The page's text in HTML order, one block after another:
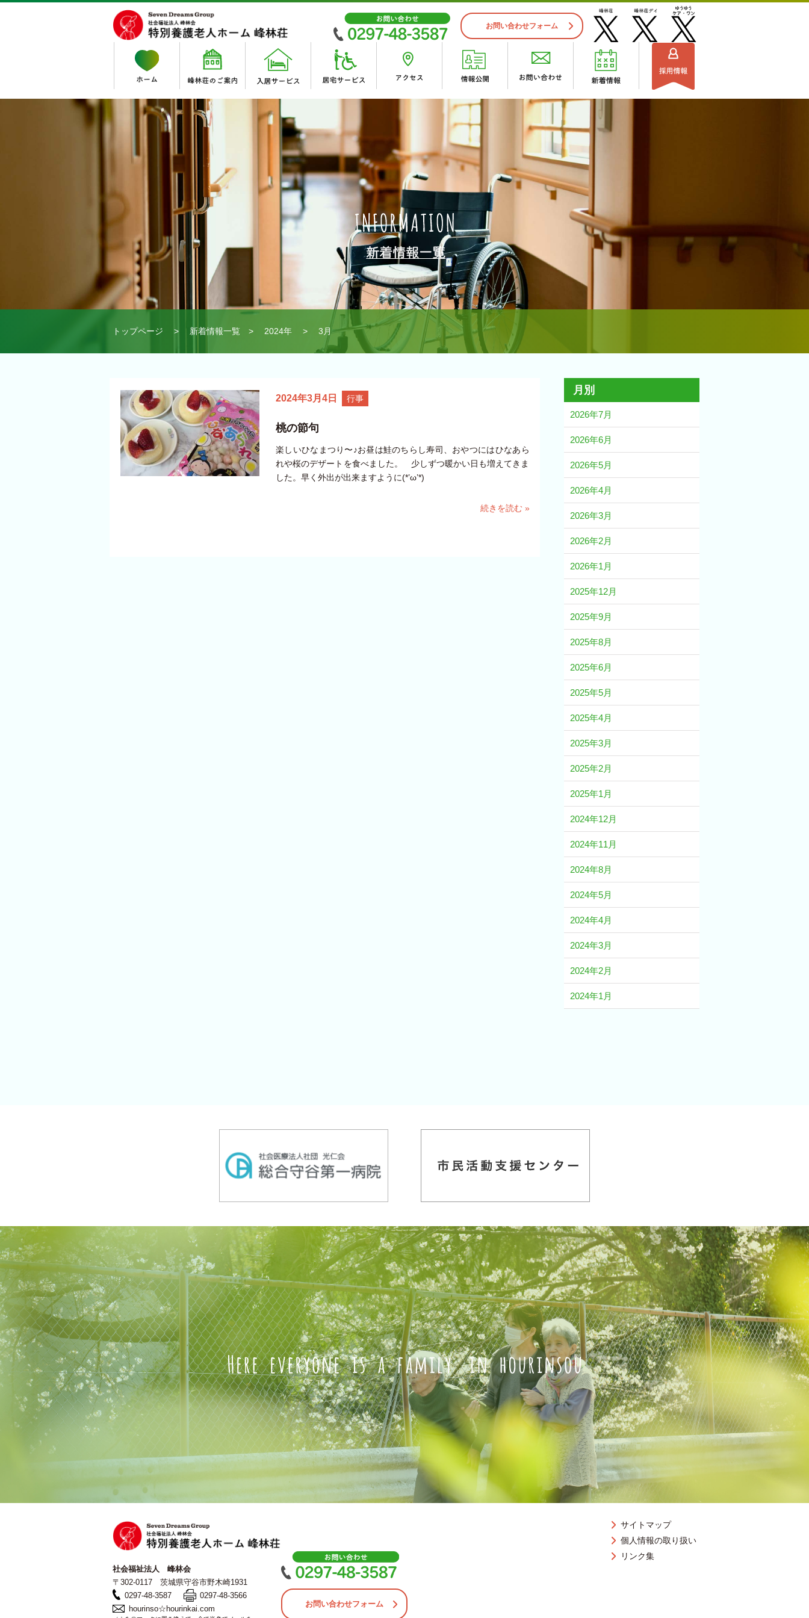
お問い合わせフォーム
法人理念 峰林会 施設概要 ・沿革 ・組織図
入居サービス
・入居申込から入所するまでの流れ
・ご利用できる方
特別養護老人ホーム 峰林荘
・峰林荘（ユニット型）
・峰林荘（地域密着型） イベント紹介
特別養護老人ホーム 峰林荘（併設短期入所）
居宅サービス
・峰林荘通所介護事業所
・あかり居宅介護支援事業所
・ゆうゆうケア・ワン デイサービスセンター
施設見学のご案内
特別養護老人ホーム 峰林荘 ゆうゆうケア・ワン デイサービスセンター
職員のご紹介 スタッフインタビュー
トップページ > 新着情報一覧 > 2024年 > 3月
2024年3月4日 行事
桃の節句
楽しいひなまつり〜♪お昼は鮭のちらし寿司、おやつにはひなあら
れや桜のデザートを食べました。 少しずつ暖かい日も増えてきま
した。早く外出が出来ますように(*’ω’*)
続きを読む »
月別
2026年7月
2026年6月
2026年5月
2026年4月
2026年3月
2026年2月
2026年1月
2025年12月
2025年9月
2025年8月
2025年6月
2025年5月
2025年4月
2025年3月
2025年2月
2025年1月
2024年12月
2024年11月
2024年8月
2024年5月
2024年4月
2024年3月
2024年2月
2024年1月
社会福祉法人 峰林会
〒302-0117 茨城県守谷市野木崎1931
0297-48-3587
0297-48-3566
hourinso☆hourinkai.com
お問い合わせフォーム
サイトマップ
個人情報の取り扱い
リンク集